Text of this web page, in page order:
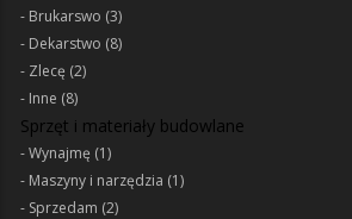
Brukarswo (3)
Dekarstwo (8)
Zlecę (2)
Inne (8)
Sprzęt i materiały budowlane
Wynajmę (1)
Maszyny i narzędzia (1)
Sprzedam (2)